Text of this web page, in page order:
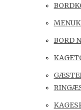
BORD